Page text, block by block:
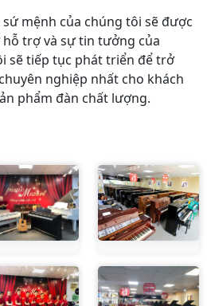
mệnh của chúng tôi sẽ được
trợ và sự tin tưởng của
sẽ tiếp tục phát triển để trở
nghiệp nhất cho khách
phẩm đàn chất lượng.